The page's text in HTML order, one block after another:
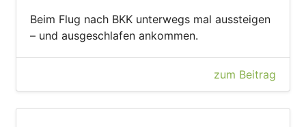
Beim Flug nach BKK unterwegs mal aussteigen
– und ausgeschlafen ankommen.
zum Beitrag